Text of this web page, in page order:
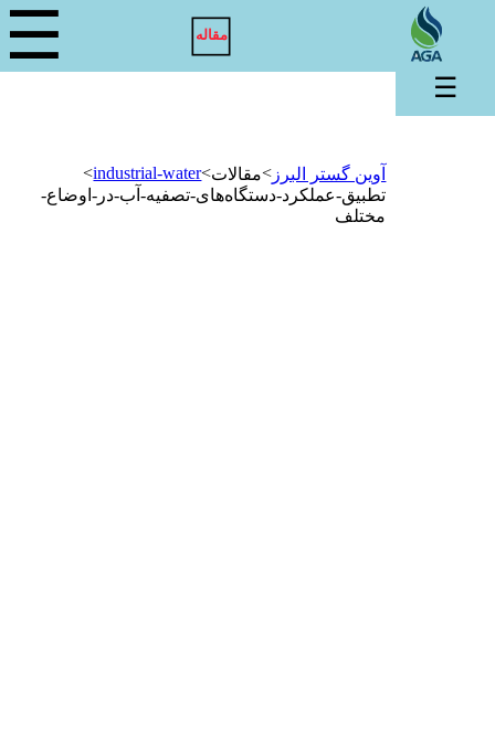
مقاله ☰
آوین گستر البرز >مقالات>
industrial-water
>
تطبیق-عملکرد-دستگاه‌های-تصفیه-آب-در-اوضاع-
مختلف
☰